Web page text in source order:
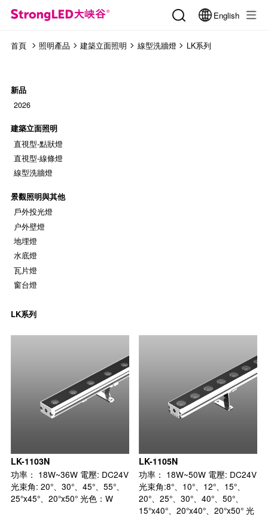
English
首頁 照明產品 建築立面照明 線型洗牆燈 LK系列
新品
2026
建築立面照明
直視型-點狀燈
直視型-線條燈
線型洗牆燈
景觀照明與其他
戶外投光燈
户外壁燈
地埋燈
水底燈
瓦片燈
窗台燈
LK系列
LK-1103N
功率： 18W~36W 電壓: DC24V
光束角: 20°、30°、45°、55°、
25°x45°、20°x50° 光色：W
LK-1105N
功率： 18W~50W 電壓: DC24V
光束角:8°、10°、12°、15°、
20°、25°、30°、40°、50°、
15°x40°、20°x40°、20°x50° 光